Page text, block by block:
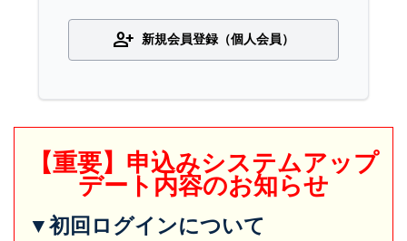
person_add 新規会員登録（個人会員）
【重要】申込みシステムアップ
デート内容のお知らせ
▼初回ログインについて